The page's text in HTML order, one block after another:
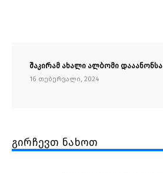
შაკირამ ახალი ალბომი დააანონსა
16 თებერვალი, 2024
გირჩევთ ნახოთ